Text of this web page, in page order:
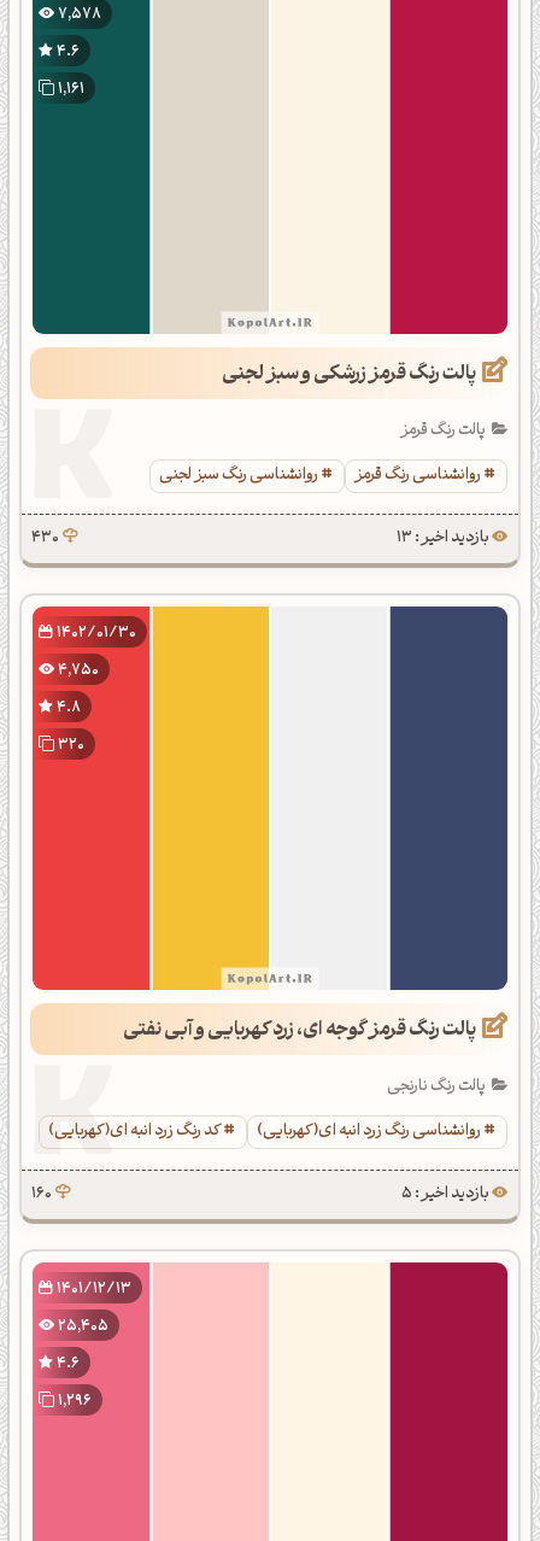
7,578
4.6
1,161
پالت رنگ قرمز زرشکی و سبز لجنی
پالت رنگ قرمز
روانشناسی رنگ قرمز
روانشناسی رنگ سبز لجنی
بازدید اخیر : 13 430
1402/01/30
4,750
4.8
320
پالت رنگ قرمز گوجه ای، زرد کهربایی و آبی نفتی
پالت رنگ نارنجی
روانشناسی رنگ زرد انبه ای(کهربایی)
کد رنگ زرد انبه ای(کهربایی)
بازدید اخیر : 5 160
1401/12/13
25,405
4.6
1,296